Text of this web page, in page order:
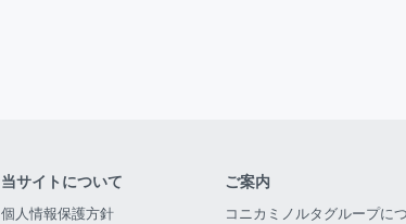
当サイトについて
個人情報保護方針
ご案内
コニカミノルタグループに